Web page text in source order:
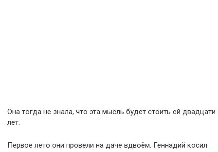
Она тогда не знала, что эта мысль будет стоить ей двадцати
лет.
Первое лето они провели на даче вдвоём. Геннадий косил